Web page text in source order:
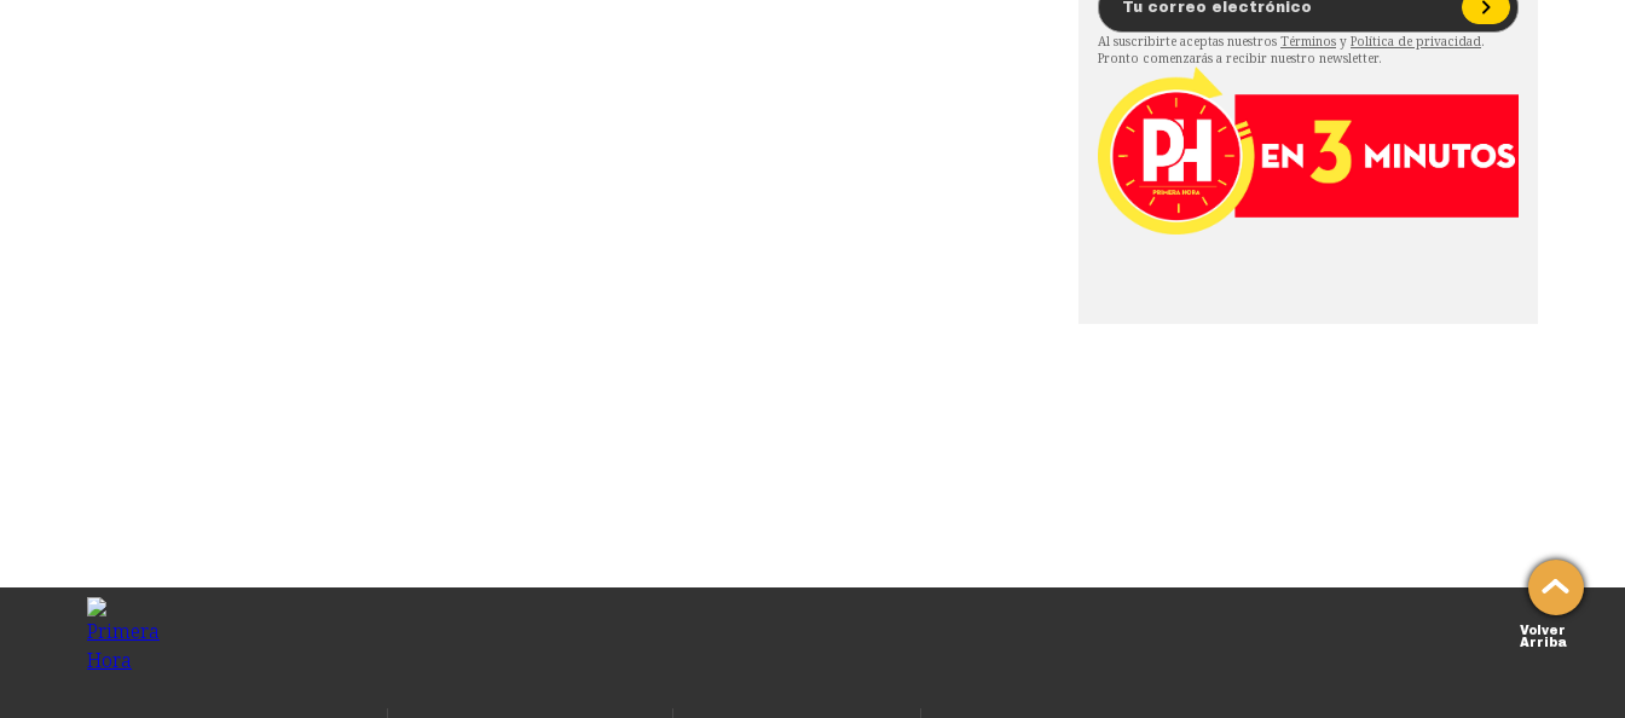
Al suscribirte aceptas nuestros Términos y Política de privacidad.
Pronto comenzarás a recibir nuestro newsletter.
Volver
Arriba